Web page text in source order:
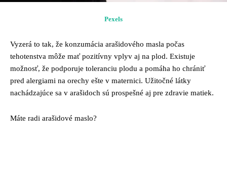
Pexels
Vyzerá to tak, že konzumácia arašidového masla počas
tehotenstva môže mať pozitívny vplyv aj na plod. Existuje
možnosť, že podporuje toleranciu plodu a pomáha ho chrániť
pred alergiami na orechy ešte v maternici. Užitočné látky
nachádzajúce sa v arašidoch sú prospešné aj pre zdravie matiek.
Máte radi arašidové maslo?